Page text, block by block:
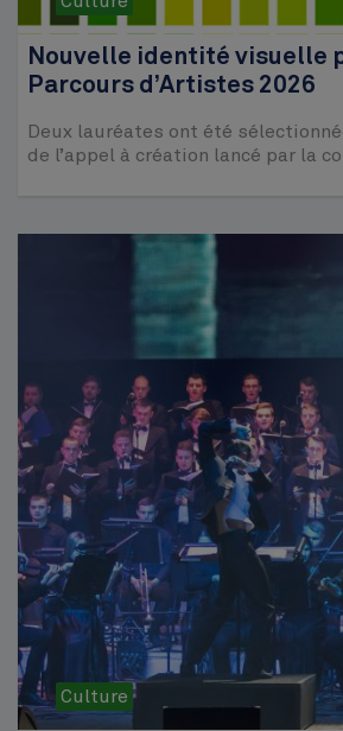
Nouvelle identité visuelle
Parcours d’Artistes 2026
Deux lauréates ont été
de l’appel à création lancé par la
Culture